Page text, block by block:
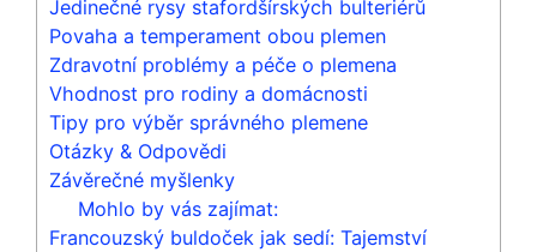
Jedinečné rysy stafordšírských bulteriérů
Povaha a temperament obou plemen
Zdravotní problémy a péče o plemena
Vhodnost pro rodiny a domácnosti
Tipy pro výběr správného plemene
Otázky & Odpovědi
Závěrečné myšlenky
Mohlo by vás zajímat:
Francouzský buldoček jak sedí: Tajemství